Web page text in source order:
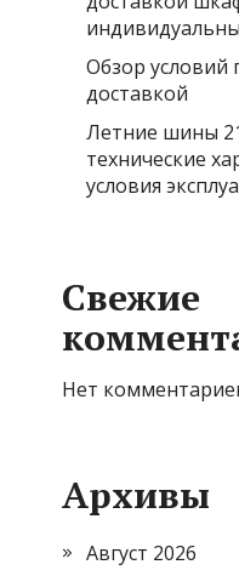
Обзор условий
доставкой
Летние шины
технические
условия
Свежие
Нет
Архивы
Август 2026